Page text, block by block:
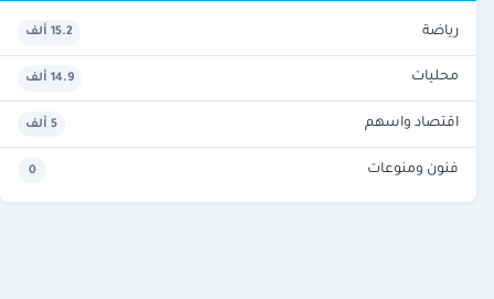
رياضة 15.2 ألف
محليات 14.9 ألف
اقتصاد واسهم 5 ألف
فنون ومنوعات 0